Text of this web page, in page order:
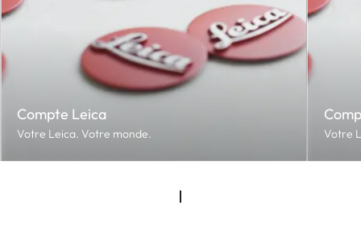
Compte Leica
Votre Leica. Votre monde. Votre